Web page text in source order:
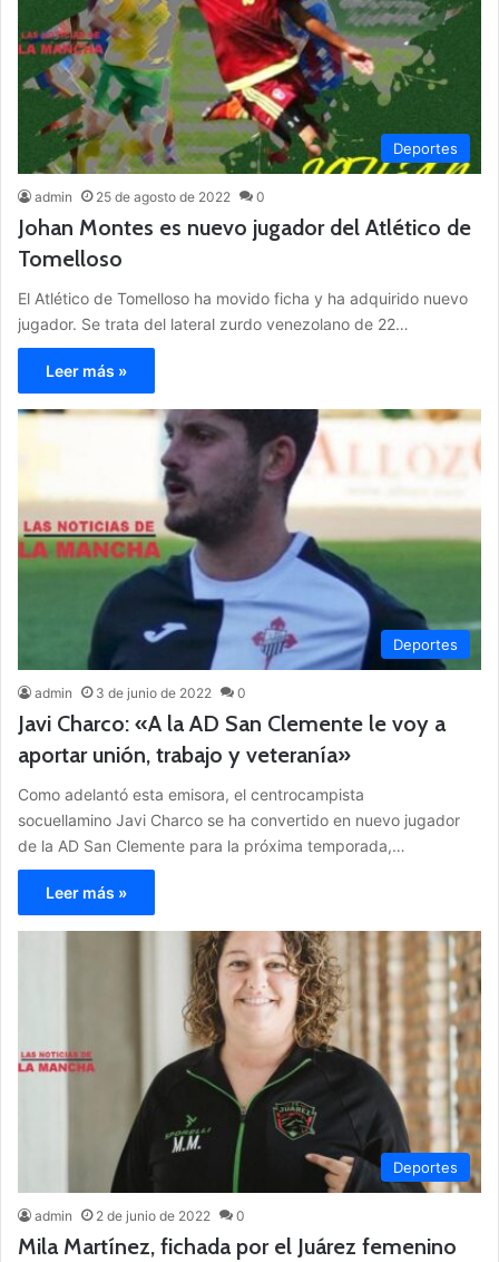
Deportes
admin 25 de agosto de 2022 0
Johan Montes es nuevo jugador del Atlético de
Tomelloso
El Atlético de Tomelloso ha movido ficha y ha adquirido nuevo
jugador. Se trata del lateral zurdo venezolano de 22…
Leer más »
Deportes
admin 3 de junio de 2022 0
Javi Charco: «A la AD San Clemente le voy a
aportar unión, trabajo y veteranía»
Como adelantó esta emisora, el centrocampista
socuellamino Javi Charco se ha convertido en nuevo jugador
de la AD San Clemente para la próxima temporada,…
Leer más »
Deportes
admin 2 de junio de 2022 0
Mila Martínez, fichada por el Juárez femenino